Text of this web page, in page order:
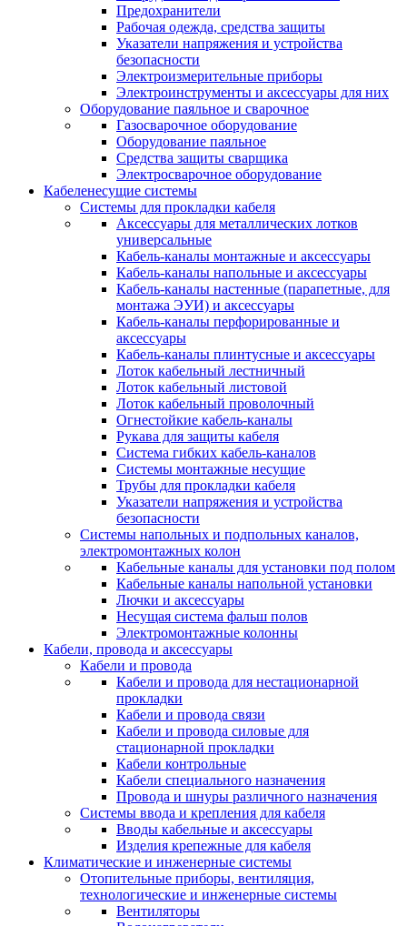
Предохранители
Рабочая одежда, средства защиты
Указатели напряжения и устройства
безопасности
Электроизмерительные приборы
Электроинструменты и аксессуары для них
Оборудование паяльное и сварочное
Газосварочное оборудование
Оборудование паяльное
Средства защиты сварщика
Электросварочное оборудование
Кабеленесущие системы
Системы для прокладки кабеля
Аксессуары для металлических лотков
универсальные
Кабель-каналы монтажные и аксессуары
Кабель-каналы напольные и аксессуары
Кабель-каналы настенные (парапетные, для
монтажа ЭУИ) и аксессуары
Кабель-каналы перфорированные и
аксессуары
Кабель-каналы плинтусные и аксессуары
Лоток кабельный лестничный
Лоток кабельный листовой
Лоток кабельный проволочный
Огнестойкие кабель-каналы
Рукава для защиты кабеля
Система гибких кабель-каналов
Системы монтажные несущие
Трубы для прокладки кабеля
Указатели напряжения и устройства
безопасности
Системы напольных и подпольных каналов,
электромонтажных колон
Кабельные каналы для установки под полом
Кабельные каналы напольной установки
Лючки и аксессуары
Несущая система фальш полов
Электромонтажные колонны
Кабели, провода и аксессуары
Кабели и провода
Кабели и провода для нестационарной
прокладки
Кабели и провода связи
Кабели и провода силовые для
стационарной прокладки
Кабели контрольные
Кабели специального назначения
Провода и шнуры различного назначения
Системы ввода и крепления для кабеля
Вводы кабельные и аксессуары
Изделия крепежные для кабеля
Климатические и инженерные системы
Отопительные приборы, вентиляция,
технологические и инженерные системы
Вентиляторы